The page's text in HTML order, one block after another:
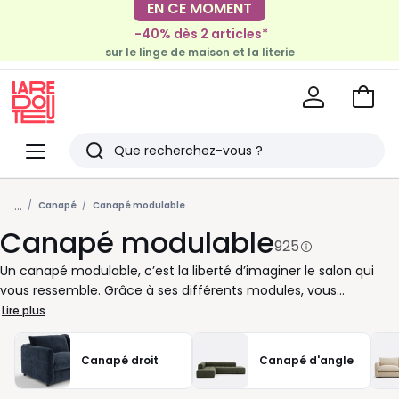
EN CE MOMENT
-30€ tous les 100€*
sur le meuble & la déco
-40% dès 2 articles*
sur le linge de maison et la literie
Menu
Redoute
Rechercher
Derniers
articles
vus
Voir
... Canapé Canapé modulable
Canapé modulable925
Un canapé modulable, c’est la liberté d’imaginer le salon qui
vous ressemble. Grâce à ses différents modules, vous
composez votre assise au plus près de vos envies, que ce soit
pour optimiser l’espace ou accueillir confortablement vos
proches. Chaque élément se déplace facilement, vous offrant
la possibilité de changer la configuration de votre canapé en
fonction des moments de vie : après-midi cocooning, soirée
Lire plus
Canapé droit Canapé d'angle